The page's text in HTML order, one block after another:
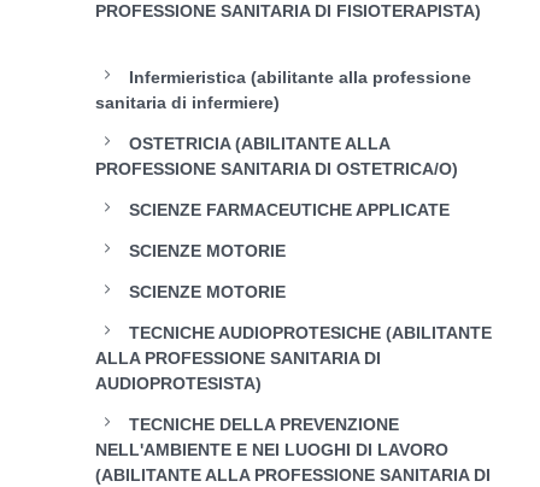
PROFESSIONE SANITARIA DI FISIOTERAPISTA)
Infermieristica (abilitante alla professione
sanitaria di infermiere)
OSTETRICIA (ABILITANTE ALLA
PROFESSIONE SANITARIA DI OSTETRICA/O)
SCIENZE FARMACEUTICHE APPLICATE
SCIENZE MOTORIE
SCIENZE MOTORIE
TECNICHE AUDIOPROTESICHE (ABILITANTE
ALLA PROFESSIONE SANITARIA DI
AUDIOPROTESISTA)
TECNICHE DELLA PREVENZIONE
NELL'AMBIENTE E NEI LUOGHI DI LAVORO
(ABILITANTE ALLA PROFESSIONE SANITARIA DI